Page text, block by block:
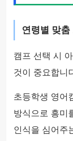
연령별 맞춤
캠프 선택 시
것이 중요합니
초등학생 영어
방식으로 흥미
인식을 심어주